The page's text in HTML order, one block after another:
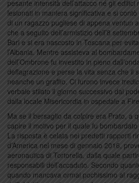
pesante intensità dell’attacco né gli
lesionati in maniera significativa e si
di un ragazzo pugliese di appena ventun
che a seguito dell’armistizio dell’8
Bari e si era nascosto in Toscana per
l’Albania. Mentre assisteva al
dell’Ombrone fu investito in pieno
deflagrazione e perse la vita senza che il
neanche un graffio. Ci furono invece
verbale stilato il giorno successivo dal
dalla locale Misericordia in ospedale a
Ma se il bersaglio da colpire era Prato, a
capire il motivo per il quale fu
La risposta è celata nei predetti rapporti
d’America nel mese di gennaio 2016,
aeronautica di Tortorella, dalla quale
responsabili dell’accaduto. Secondo
quando mancava ormai pochissimo al